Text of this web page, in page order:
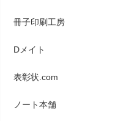
冊子印刷工房
Dメイト
表彰状.com
ノート本舗